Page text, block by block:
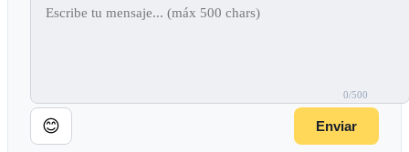
0/500
😊 Enviar